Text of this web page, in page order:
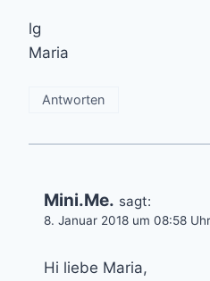
lg
Maria
Antworten
Mini.Me. sagt:
8. Januar 2018 um 08:58 Uhr
Hi liebe Maria,